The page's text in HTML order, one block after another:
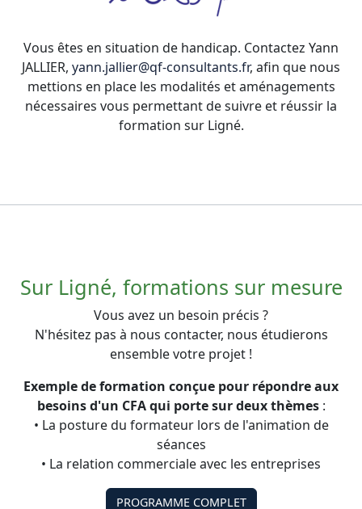
Vous êtes en situation de handicap. Contactez Yann
JALLIER, yann.jallier@qf-consultants.fr, afin que nous
mettions en place les modalités et aménagements
nécessaires vous permettant de suivre et réussir la
formation sur Ligné.
Sur Ligné, formations sur mesure
Vous avez un besoin précis ?
N'hésitez pas à nous contacter, nous étudierons
ensemble votre projet !
Exemple de formation conçue pour répondre aux
besoins d'un CFA qui porte sur deux thèmes:
• La posture du formateur lors de l'animation de
séances
• La relation commerciale avec les entreprises
PROGRAMME COMPLET